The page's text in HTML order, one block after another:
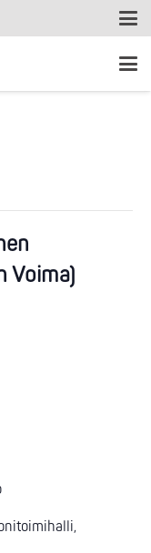
Voima)